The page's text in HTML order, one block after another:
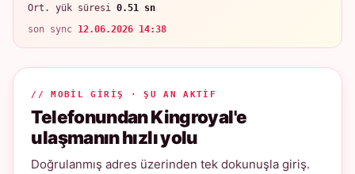
Ort. yük süresi 0.51 sn
son sync 12.06.2026 14:38
// MOBIL GIRIŞ · ŞU AN AKTIF
Telefonundan Kingroyal'e
ulaşmanın hızlı yolu
Doğrulanmış adres üzerinden tek dokunuşla giriş.